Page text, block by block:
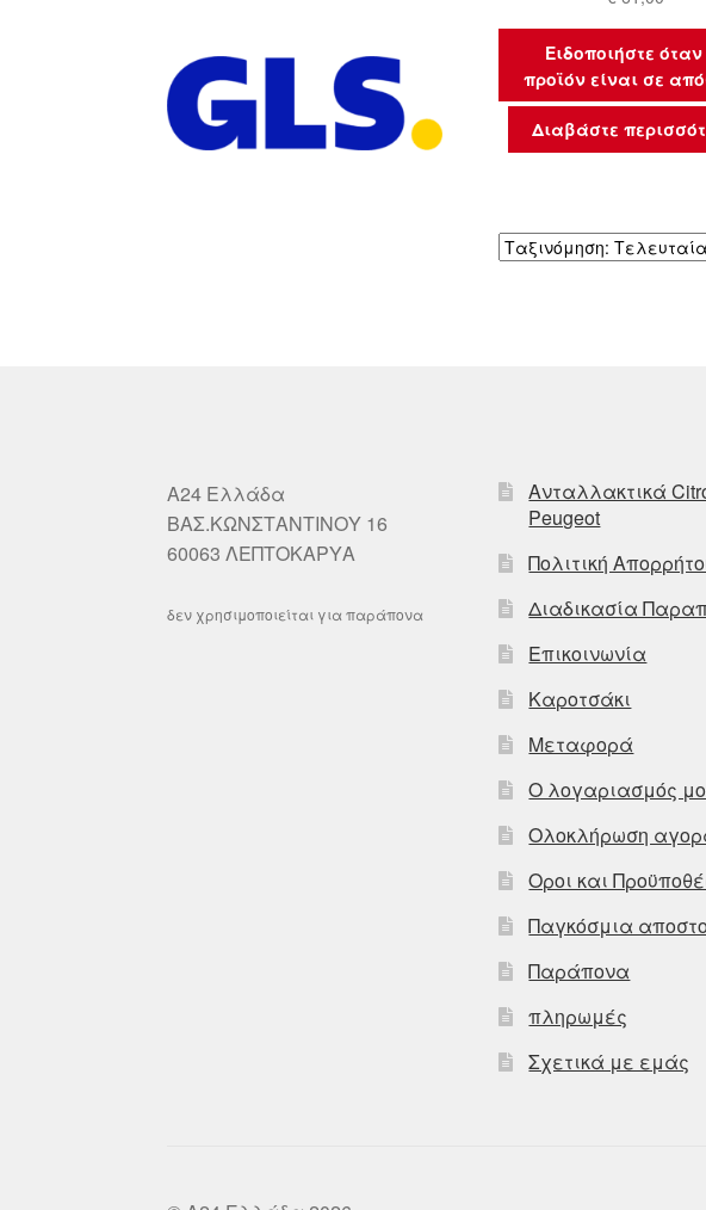
Ειδοποιήστε όταν
προϊόν είναι σε
Διαβάστε
A24 Ελλάδα
ΒΑΣ.ΚΩΝΣΤΑΝΤΙΝΟΥ 16
60063 ΛΕΠΤΟΚΑΡΥΑ
δεν χρησιμοποιείται για παράπονα
Ανταλλακτικά
Peugeot
Πολιτική
Διαδικασία
Επικοινωνία
Καροτσάκι
Μεταφορά
Ο λογαριασμός
Ολοκλήρωση
Οροι και
Παγκόσμια
Παράπονα
πληρωμές
Σχετικά με εμάς